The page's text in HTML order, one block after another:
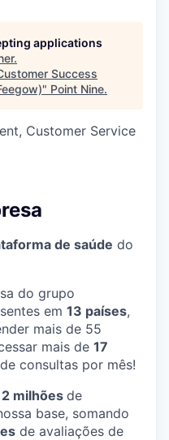
applications
.
Success
" Point Nine.
Customer Service
de saúde do
do grupo
em 13 países,
mais de 55
mais de 17
consultas por mês!
2 milhões de
base, somando
de avaliações de